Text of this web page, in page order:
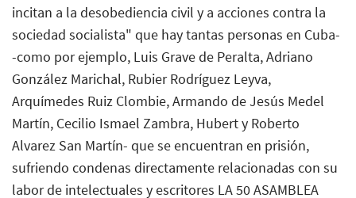
incitan a la desobediencia civil y a acciones contra la
sociedad socialista" que hay tantas personas en Cuba-
-como por ejemplo, Luis Grave de Peralta, Adriano
González Marichal, Rubier Rodríguez Leyva,
Arquímedes Ruiz Clombie, Armando de Jesús Medel
Martín, Cecilio Ismael Zambra, Hubert y Roberto
Alvarez San Martín- que se encuentran en prisión,
sufriendo condenas directamente relacionadas con su
labor de intelectuales y escritores LA 50 ASAMBLEA